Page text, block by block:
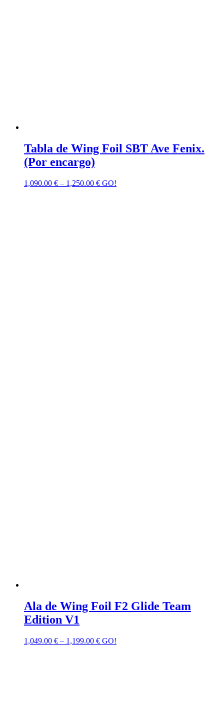
Tabla de Wing Foil SBT Ave Fenix.
(Por encargo)
1,090.00 € – 1,250.00 € GO!
Ala de Wing Foil F2 Glide Team
Edition V1
1,049.00 € – 1,199.00 € GO!